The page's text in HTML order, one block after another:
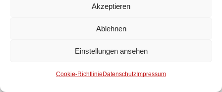
Akzeptieren
Ablehnen
Einstellungen ansehen
Cookie-Richtlinie Datenschutz Impressum
© 2025 Freiwillige Feuerwehr Stuhr